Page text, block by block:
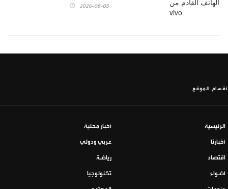
2026-08-05
أقسام الموقع
الرئيسية أخبار محلية
أخبارنا عربي ودولي
اقتصاد رياضة
أضواء تكنولوجيا